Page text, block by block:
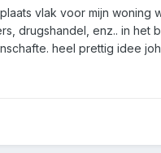
vlak voor mijn
drugshandel, enz.. in
heel prettig idee